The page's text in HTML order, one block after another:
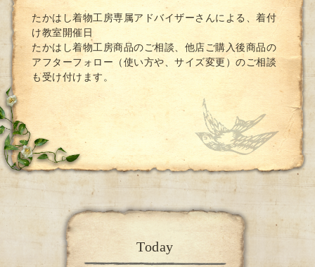
たかはし着物工房専属アドバイザーさんによる、着付
け教室開催日
たかはし着物工房商品のご相談、他店ご購入後商品の
アフターフォロー（使い方や、サイズ変更）のご相談
も受け付けます。
Today